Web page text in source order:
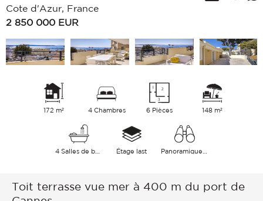
Cote d'Azur, France
2 850 000 EUR
172 m² 4 Chambres 6 Pièces 148 m²
Étage last
Toit terrasse vue mer à 400 m du port de